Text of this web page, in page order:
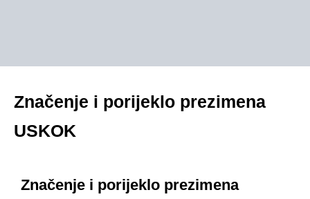
Značenje i porijeklo prezimena
USKOK
Značenje i porijeklo prezimena